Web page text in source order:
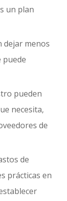
un plan
dejar menos
puede
pueden
necesita,
de
de
prácticas en